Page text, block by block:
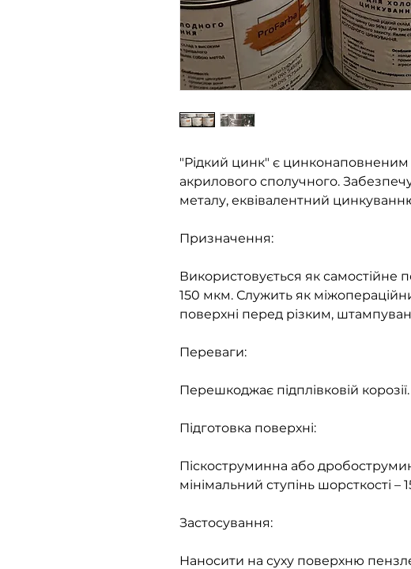
"Рідкий цинк" є цинконаповненим
акрилового сполучного.
металу, еквівалентний
Призначення:
Використовується як самостійне
150 мкм. Служить як
поверхні перед різким,
Переваги:
Перешкоджає підплівковій корозії.
Підготовка поверхні:
Піскоструминна або
мінімальний ступінь шорсткості –
Застосування:
Наносити на суху поверхню